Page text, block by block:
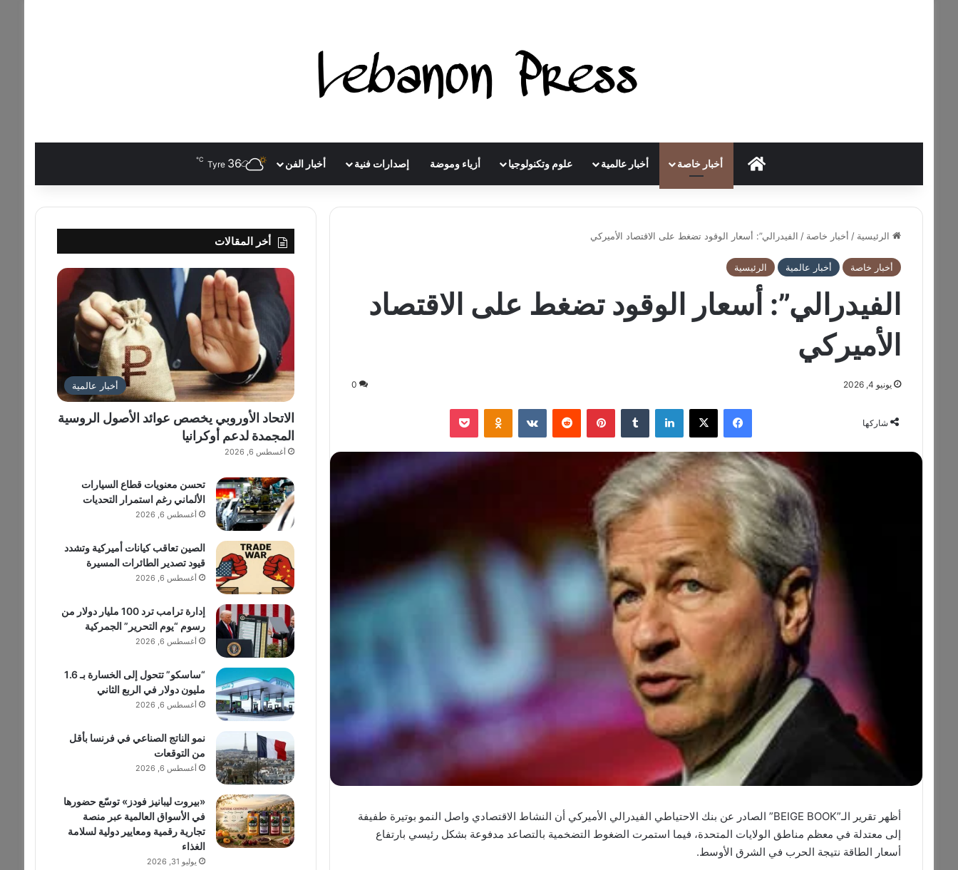
HOMEأخبار خاصة أخبار عالمية علوم وتكنولوجيا أزياء وموضة إصدارات فنية أخبار الفن Tyre 36
℃
الرئيسية / أخبار خاصة / الفيدرالي”: أسعار الوقود تضغط على الاقتصاد الأميركي
أخبار خاصة أخبار عالمية الرئيسية
الفيدرالي”: أسعار الوقود تضغط على الاقتصاد
الأميركي
يونيو 4, 2026 0
شاركها
فيسبوك ‫X لينكدإن ‏Tumblr بينتيريست ‏Reddit
‏VKontakte
Odnoklassniki
‫Pocket
أظهر تقرير الـ”BEIGE BOOK” الصادر عن بنك الاحتياطي الفيدرالي الأميركي أن النشاط الاقتصادي واصل النمو بوتيرة طفيفة
إلى معتدلة في معظم مناطق الولايات المتحدة، فيما استمرت الضغوط التضخمية بالتصاعد مدفوعة بشكل رئيسي بارتفاع
أسعار الطاقة نتيجة الحرب في الشرق الأوسط.
أخر المقالات
أخبار عالمية
الاتحاد الأوروبي يخصص عوائد الأصول الروسية
المجمدة لدعم أوكرانيا
أغسطس 6, 2026
تحسن معنويات قطاع السيارات
الألماني رغم استمرار التحديات
أغسطس 6, 2026
الصين تعاقب كيانات أميركية وتشدد
قيود تصدير الطائرات المسيرة
أغسطس 6, 2026
إدارة ترامب ترد 100 مليار دولار من
رسوم “يوم التحرير” الجمركية
أغسطس 6, 2026
“ساسكو” تتحول إلى الخسارة بـ 1.6
مليون دولار في الربع الثاني
أغسطس 6, 2026
نمو الناتج الصناعي في فرنسا بأقل
من التوقعات
أغسطس 6, 2026
«بيروت ليبانيز فودز» توسّع حضورها
في الأسواق العالمية عبر منصة
تجارية رقمية ومعايير دولية لسلامة
الغذاء
يوليو 31, 2026